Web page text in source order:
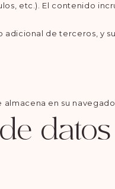
etc.). El contenido
de terceros, y
en su
datos